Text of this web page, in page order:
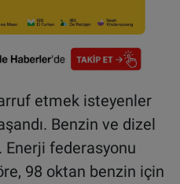
etmek isteyenler
Benzin ve dizel
federasyonu
98 oktan benzin için